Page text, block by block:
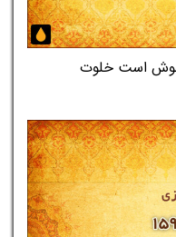
حافظ: خوش است خلوت